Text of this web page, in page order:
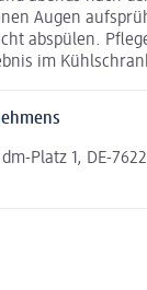
Augen
abspülen.
im
Platz 1, DE-